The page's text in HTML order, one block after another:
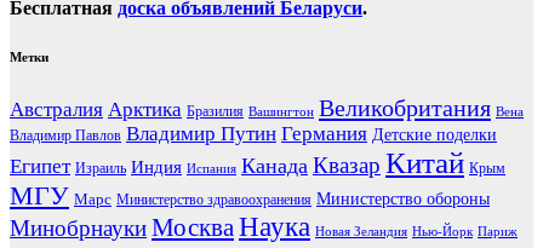
Бесплатная доска объявлений Беларуси.
Метки
Австралия Арктика Бразилия Вашингтон Великобритания Вена
Владимир Павлов Владимир Путин Германия Детские поделки
Египет Израиль Индия Испания Канада Квазар Китай Крым
МГУ Марс Министерство здравоохранения Министерство обороны
МинобрнаукиМоскваНаука Новая Зеландия Нью-Йорк Париж